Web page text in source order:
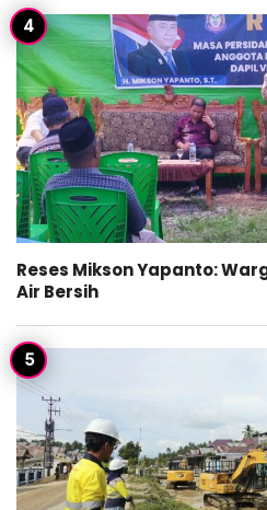
Reses Mikson Yapanto:
Air Bersih